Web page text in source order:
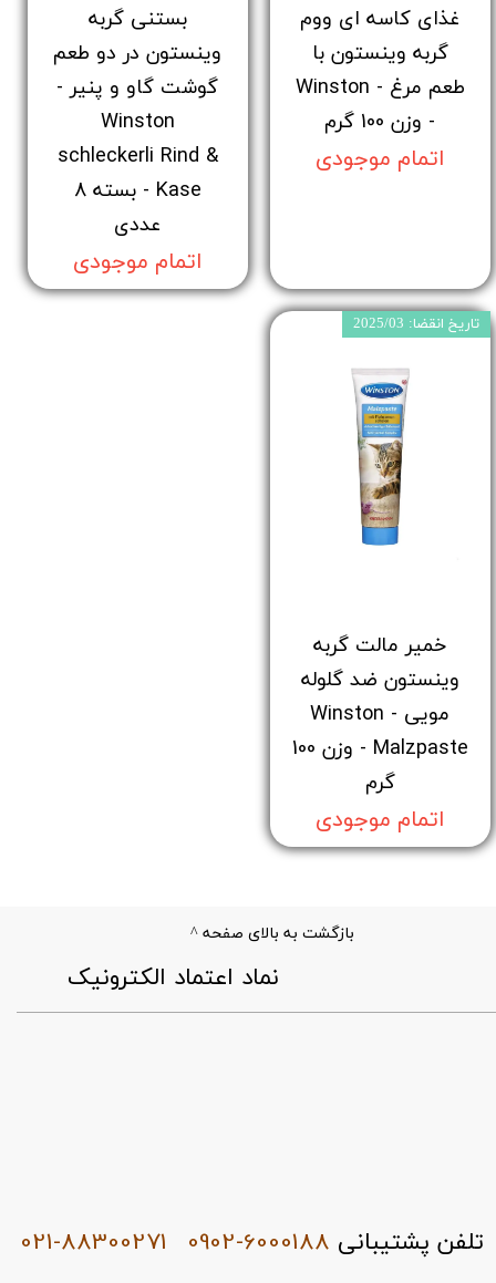
غذای کاسه ای ووم
گربه وینستون با
طعم مرغ - Winston
- وزن 100 گرم
اتمام موجودی
بستنی گربه
وینستون در دو طعم
گوشت گاو و پنیر -
Winston
schleckerli Rind &
Kase - بسته 8
عددی
اتمام موجودی
خمیر مالت گربه
وینستون ضد گلوله
مویی - Winston
Malzpaste - وزن 100
گرم
اتمام موجودی
تاریخ انقضا: 2025/03
0902-6000188
بازگشت به بالای صفحه ^
021-88300271
​نماد اعتماد الکترونیک